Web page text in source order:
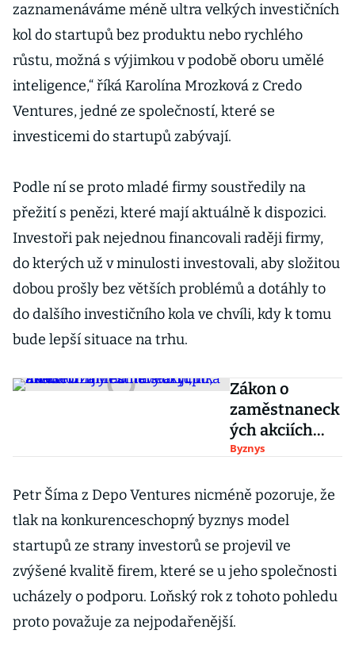
zaznamenáváme méně ultra velkých investičních
kol do startupů bez produktu nebo rychlého
růstu, možná s výjimkou v podobě oboru umělé
inteligence,“ říká Karolína Mrozková z Credo
Ventures, jedné ze společností, které se
investicemi do startupů zabývají.
Podle ní se proto mladé firmy soustředily na
přežití s penězi, které mají aktuálně k dispozici.
Investoři pak nejednou financovali raději firmy,
do kterých už v minulosti investovali, aby složitou
dobou prošly bez větších problémů a dotáhly to
do dalšího investičního kola ve chvíli, kdy k tomu
bude lepší situace na trhu.
Zákon o
zaměstnaneck
ých akciích
míjí realitu
mladé firmy
ho nevyužijí,
říká investor
Byznys
Petr Šíma z Depo Ventures nicméně pozoruje, že
tlak na konkurenceschopný byznys model
startupů ze strany investorů se projevil ve
zvýšené kvalitě firem, které se u jeho společnosti
ucházely o podporu. Loňský rok z tohoto pohledu
proto považuje za nejpodařenější.